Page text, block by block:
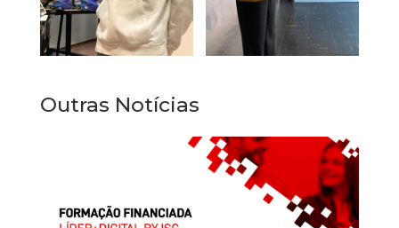
Outras Notícias